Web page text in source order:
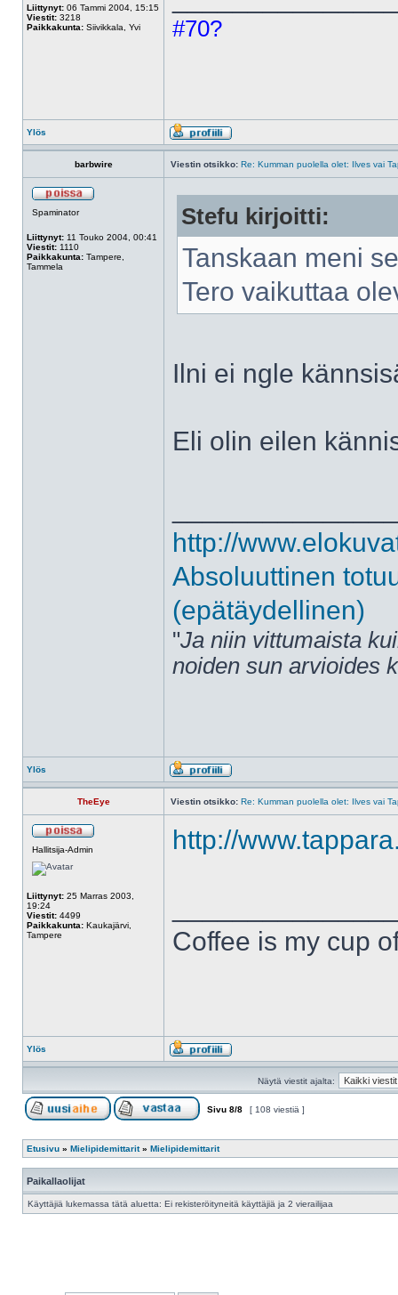
Liittynyt: 06 Tammi 2004, 15:15
Viestit: 3218
Paikkakunta: Siivikkala, Yvi #70?
Ylös
barbwire Viestin otsikko: Re: Kumman puolella olet: Ilves vai
Spaminator
Liittynyt: 11 Touko 2004, 00:41
Viestit: 1110
Paikkakunta: Tampere,
Tammela
Stefu kirjoitti:
Tanskaan meni
Tero vaikuttaa
Ilni ei ngle
Eli olin eilen
http://
Absoluuttinen
(epätäydellinen)
"Ja niin vittumaista
noiden sun arvioides
Ylös
TheEye Viestin otsikko: Re: Kumman puolella olet: Ilves vai
Hallitsija-Admin
Liittynyt: 25 Marras 2003,
19:24
Viestit: 4499
Paikkakunta: Kaukajärvi,
Tampere
http://
Coffee is my cup
Ylös
Näytä viestit ajalta:
Sivu 8/8 [ 108 viestiä ]
Etusivu » Mielipidemittarit» Mielipidemittarit
Paikallaolijat
Käyttäjiä lukemassa tätä aluetta: Ei rekisteröityneitä käyttäjiä ja 2 vierailijaa